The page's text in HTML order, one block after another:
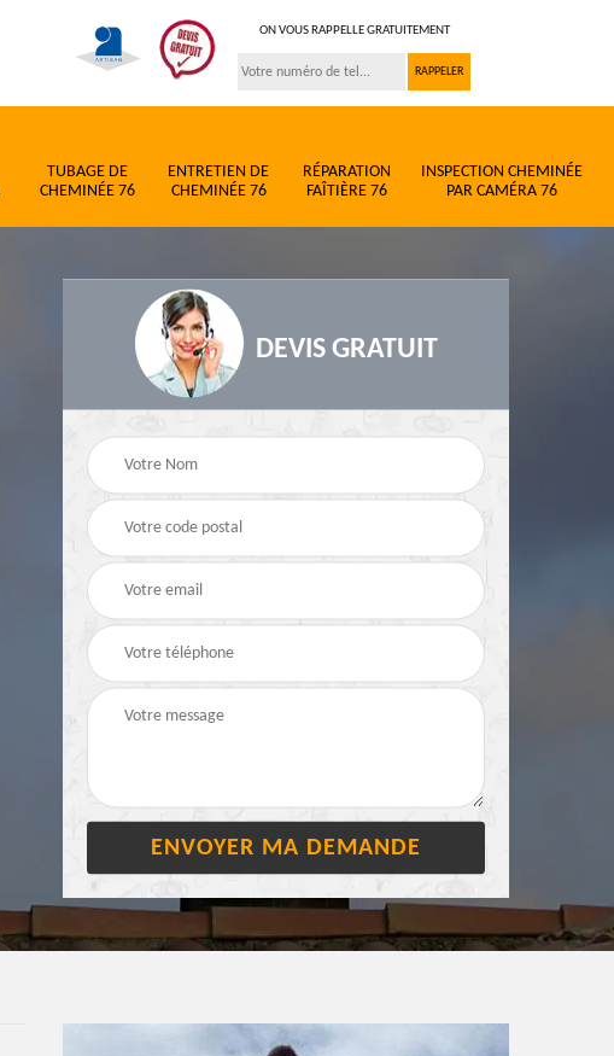
ON VOUS RAPPELLE GRATUITEMENT
TUBAGE DE
CHEMINÉE 76
ENTRETIEN DE
CHEMINÉE 76
RÉPARATION
FAÎTIÈRE 76
INSPECTION CHEMINÉE
PAR CAMÉRA 76
DEVIS GRATUIT